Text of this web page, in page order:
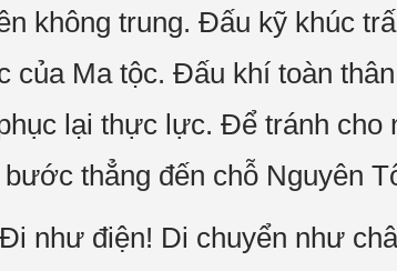
không trung. Đấu kỹ khúc
của Ma tộc. Đấu khí toàn
lại thực lực. Để tránh cho
thẳng đến chỗ Nguyên
như điện! Di chuyển như